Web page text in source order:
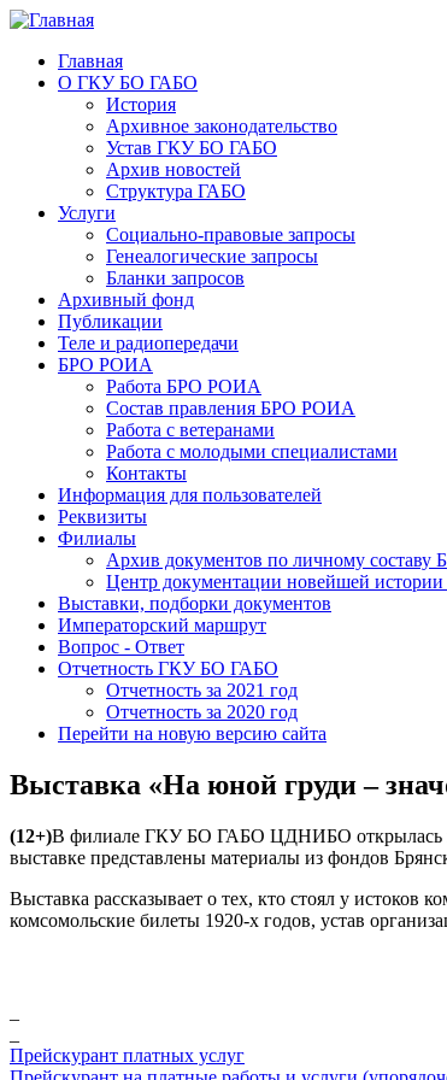
Главная
О ГКУ БО ГАБО
История
Архивное законодательство
Устав ГКУ БО ГАБО
Архив новостей
Структура ГАБО
Услуги
Социально-правовые запросы
Генеалогические запросы
Бланки запросов
Архивный фонд
Публикации
Теле и радиопередачи
БРО РОИА
Работа БРО РОИА
Состав правления БРО РОИА
Работа с ветеранами
Работа с молодыми специалистами
Контакты
Информация для пользователей
Реквизиты
Филиалы
Архив документов по личному составу
Центр документации новейшей истории
Выставки, подборки документов
Императорский маршрут
Вопрос - Ответ
Отчетность ГКУ БО ГАБО
Отчетность за 2021 год
Отчетность за 2020 год
Перейти на новую версию сайта
Выставка «На юной груди –
(12+)В филиале ГКУ БО ГАБО ЦДНИБО открылась
выставке представлены материалы из фондов
Выставка рассказывает о тех, кто стоял у истоков
комсомольские билеты 1920-х годов, устав
Прейскурант платных услуг